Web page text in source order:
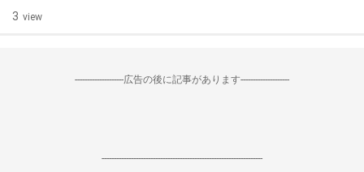
3 view
--------------------広告の後に記事があります--------------------
------------------------------------------------------------------